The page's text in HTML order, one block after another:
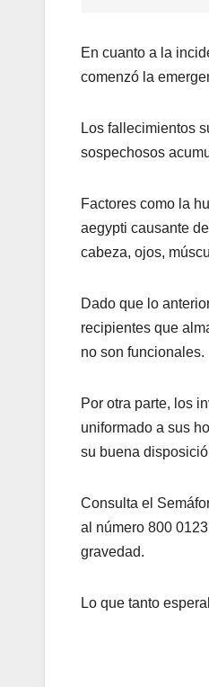
En cuanto a la
comenzó la
Los fallecimientos
sospechosos
Factores como la
aegypti causante
cabeza, ojos,
Dado que lo
recipientes que
no son funcionales.
Por otra parte, los
uniformado a sus
su buena
Consulta el
al número 800
gravedad.
Lo que tanto